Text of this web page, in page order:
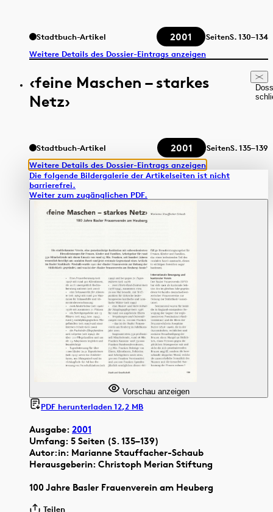
Stadtbuch-Artikel 2001 SeitenS.130–134
Weitere Details des Dossier-Eintrags anzeigen
‹feine Maschen – starkes
Netz›
Stadtbuch-Artikel 2001 SeitenS.135–139
Weitere Details des Dossier-Eintrags anzeigen
Ausgabe: 2001
Umfang: 5 Seiten (S. 135–139)
Autor:in: Marianne Stauffacher-Schaub
Herausgeberin: Christoph Merian Stiftung
100 Jahre Basler Frauenverein am Heuberg
Teilen
Die folgende Bildergalerie der Artikelseiten ist nicht
barrierefrei.
Weiter zum zugänglichen PDF.
Vorschau anzeigen
PDF herunterladen 12,2 MB